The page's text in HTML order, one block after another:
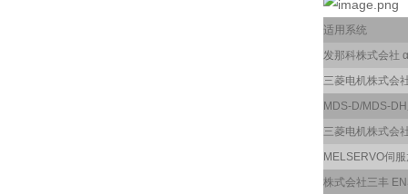
适用系统
发那科株式会社
三菱电机株式会
MDS-D/MDS-
三菱电机株式会
MELSERVO伺
株式会社三丰